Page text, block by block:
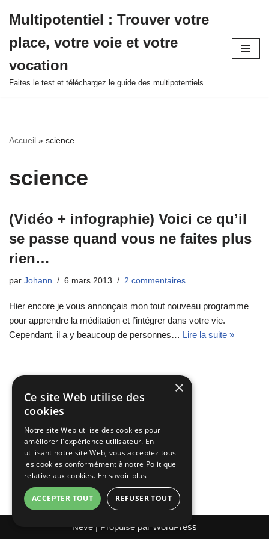
au
contenu
Multipotentiel : Trouver votre
place, votre voie et votre
vocation
Faites le test et téléchargez le guide des multipotentiels
Accueil » science
science
(Vidéo + infographie) Voici ce qu’il
se passe quand vous ne faites plus
rien…
par Johann 6 mars 2013 2 commentaires
Hier encore je vous annonçais mon tout nouveau programme
pour apprendre la méditation et l’intégrer dans votre vie.
Cependant, il a y beaucoup de personnes… Lire la suite »
Neve | Propulsé par WordPress
×
Ce site Web utilise des
cookies
Notre site Web utilise des cookies pour
améliorer l'expérience utilisateur. En
utilisant notre site Web, vous acceptez tous
les cookies conformément à notre Politique
relative aux cookies. En savoir plus
ACCEPTER TOUT REFUSER TOUT